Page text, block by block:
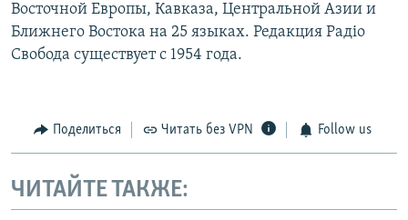
Восточной Европы, Кавказа, Центральной Азии и
Ближнего Востока на 25 языках. Редакция Радіо
Свобода существует с 1954 года.
Поделиться Читать без VPN Follow us
ЧИТАЙТЕ ТАКЖЕ: